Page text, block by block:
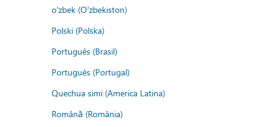
o'zbek (O'zbekiston)
Polski (Polska)
Português (Brasil)
Português (Portugal)
Quechua simi (America Latina)
Română (România)